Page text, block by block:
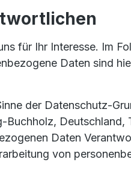
für Ihr Interesse. Im
Daten sind
der Datenschutz-
Daten
von